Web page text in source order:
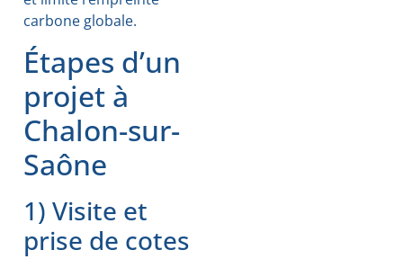
carbone globale.
Étapes d’un
projet à
Chalon-sur-
Saône
1) Visite et
prise de cotes